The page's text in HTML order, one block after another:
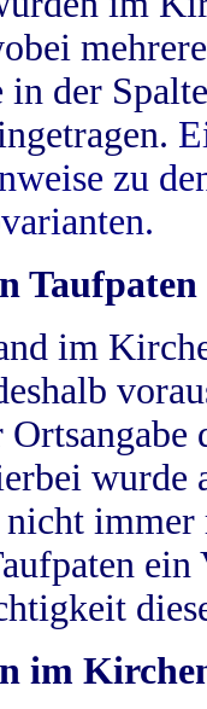
der
zu
Taufpaten
im
wurde
im